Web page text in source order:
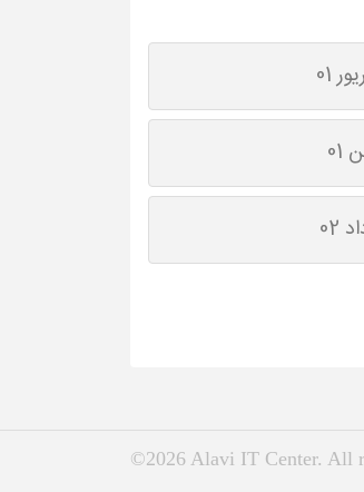
01
02
©2026 Alavi IT Center. All